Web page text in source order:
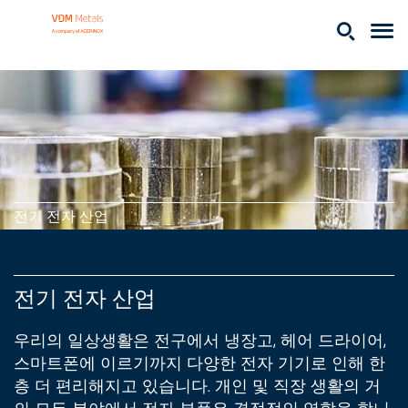
전기 전자 산업
전기 전자 산업
우리의 일상생활은 전구에서 냉장고, 헤어 드라이어,
스마트폰에 이르기까지 다양한 전자 기기로 인해 한
층 더 편리해지고 있습니다. 개인 및 직장 생활의 거